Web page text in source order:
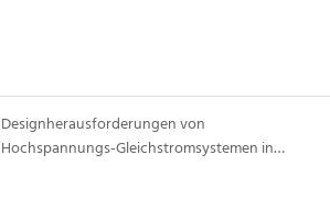
Designherausforderungen von
Hochspannungs-Gleichstromsystemen in